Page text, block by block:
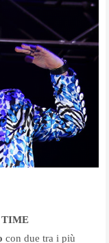
TIME
con due tra i più